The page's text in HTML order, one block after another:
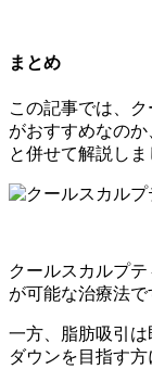
まとめ
この記事では、
がおすすめなの
と併せて解説しま
クールスカルプ
が可能な治療法で
一方、脂肪吸引
ダウンを目指す方